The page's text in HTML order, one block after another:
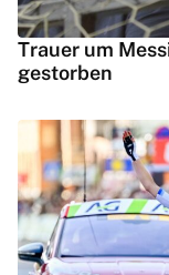
Trauer um
gestorben